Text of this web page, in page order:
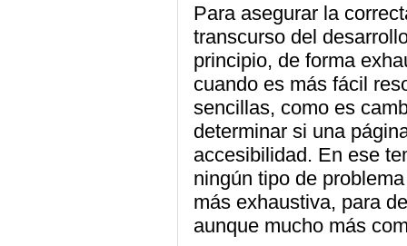
Para asegurar la
transcurso del
principio, de forma
cuando es más fácil
sencillas, como es
determinar si una
accesibilidad. En ese
ningún tipo de
más exhaustiva, para
aunque mucho más